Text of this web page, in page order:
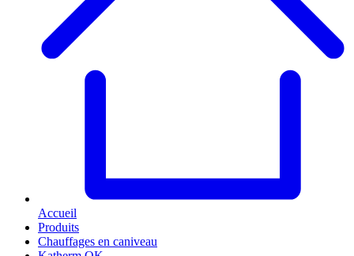
Accueil
Produits
Chauffages en caniveau